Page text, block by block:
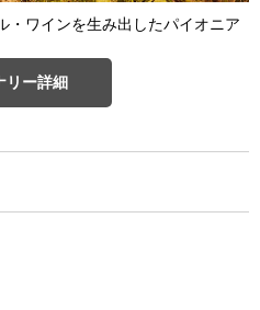
・ワインを生み出したパイオニア
リー詳細